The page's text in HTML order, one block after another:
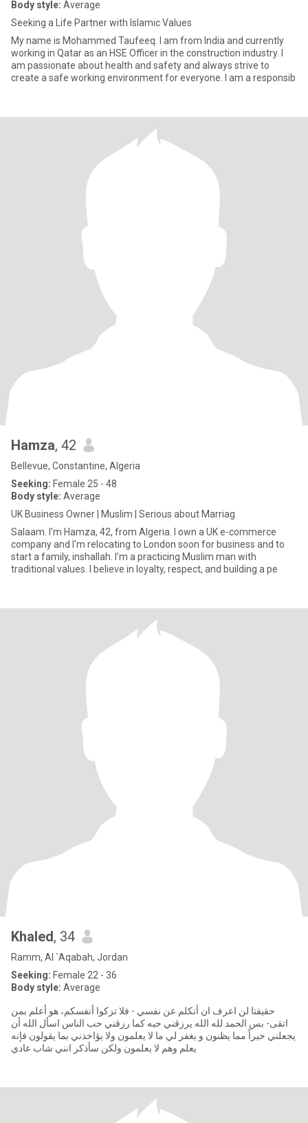
Body style: Average
Seeking a Life Partner with Islamic Values
My name is Mohammed Taufeeq. I am from India and currently
working in Qatar as an HSE Officer in the construction industry. I
am passionate about health and safety and always strive to
create a safe working environment for everyone. I am a responsib
Hamza, 42
Bellevue, Constantine, Algeria
Seeking: Female 25 - 48
Body style: Average
UK Business Owner | Muslim | Serious about Marriag
Salaam. I'm Hamza, 42, from Algeria. I own a UK e-commerce
company and I'm relocating to London soon for business and to
start a family, inshallah. I'm a practicing Muslim man with
traditional values. I believe in loyalty, respect, and building a pe
Khaled, 34
Ramm, Al `Aqabah, Jordan
Seeking: Female 22 - 36
Body style: Average
حقيقتا لن اعرف ان أتكلم عن نفسي - فلا تزكوا أنفسكم، هو أعلم بمن
اتقى- بس الحمد لله الله يرزقني حبه كما رزقني حب الناس اسأل الله أن
يجعلني خيراً مما يظنون و يغفر لي ما لا يعلمون ولا يؤاخذني بما يقولون فإنه
يعلم وهم لا يعلمون ولكن سأذكر انني شاب عادي